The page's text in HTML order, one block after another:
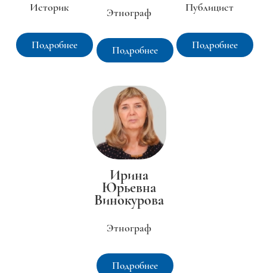
Историк
Подробнее
Этнограф
Подробнее
Публицист
Подробнее
Ирина
Юрьевна
Винокурова
Этнограф
Подробнее